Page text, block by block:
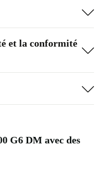
et la conformité
G6 DM avec des